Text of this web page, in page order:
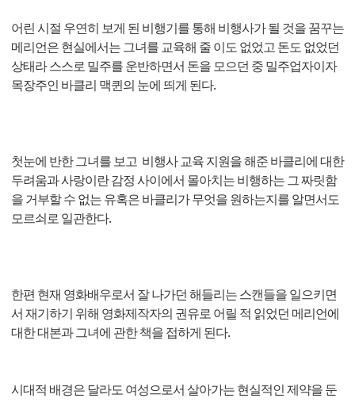
어린 시절 우연히 보게 된 비행기를 통해 비행사가 될 것을 꿈꾸는
메리언은 현실에서는 그녀를 교육해 줄 이도 없었고 돈도 없었던
상태라 스스로 밀주를 운반하면서 돈을 모으던 중 밀주업자이자
목장주인 바클리 맥퀸의 눈에 띄게 된다.
첫눈에 반한 그녀를 보고 비행사 교육 지원을 해준 바클리에 대한
두려움과 사랑이란 감정 사이에서 몰아치는 비행하는 그 짜릿함
을 거부할 수 없는 유혹은 바클리가 무엇을 원하는지를 알면서도
모르쇠로 일관한다.
한편 현재 영화배우로서 잘 나가던 해들리는 스캔들을 일으키면
서 재기하기 위해 영화제작자의 권유로 어릴 적 읽었던 메리언에
대한 대본과 그녀에 관한 책을 접하게 된다.
시대적 배경은 달라도 여성으로서 살아가는 현실적인 제약을 둔